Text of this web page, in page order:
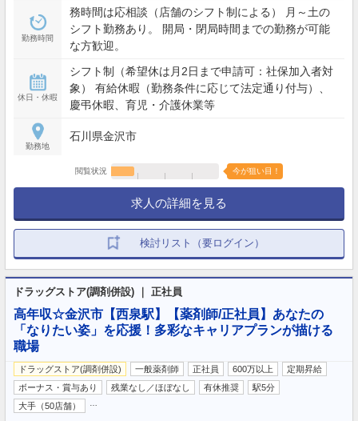
勤務時間
務時間は応相談（店舗のシフト制による） 月～土の
シフト勤務あり。 開局・閉局時間までの勤務が可能
な方歓迎。
休日・休暇
シフト制（希望休は月2日まで申請可：社保加入者対
象） 有給休暇（勤務条件に応じて法定通り付与）、
慶弔休暇、育児・介護休業等
勤務地
石川県金沢市
閲覧状況 今が狙い目！
求人の詳細を見る
検討リスト（要ログイン）
ドラッグストア(調剤併設) ｜ 正社員
高年収☆金沢市【西泉駅】【薬剤師/正社員】あなたの
「なりたい姿」を応援！多彩なキャリアプランが描ける
職場
ドラッグストア(調剤併設) 一般薬剤師 正社員 600万以上
定期昇給
ボーナス・賞与あり
残業なし／ほぼなし 有休推奨
駅5分
大手（50店舗）